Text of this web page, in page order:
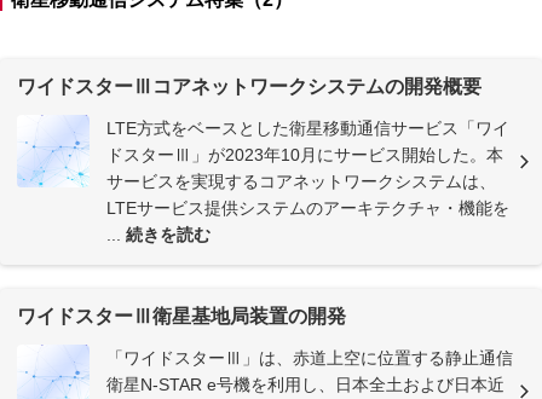
ワイドスターⅢコアネットワークシステムの開発概要
LTE方式をベースとした衛星移動通信サービス「ワイ
ドスターⅢ」が2023年10月にサービス開始した。本
サービスを実現するコアネットワークシステムは、
LTEサービス提供システムのアーキテクチャ・機能を
続きを読む
ワイドスターⅢ衛星基地局装置の開発
「ワイドスターⅢ」は、赤道上空に位置する静止通信
衛星N-STAR e号機を利用し、日本全土および日本近